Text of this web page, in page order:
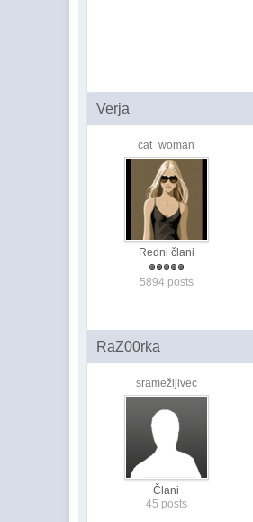
Verja
cat_woman
Redni člani
5894 posts
RaZ00rka
sramežljivec
Člani
45 posts